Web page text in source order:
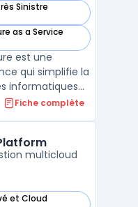
Sinistre
dans cette catégorie
as a Service
dans cette catégorie
est une
qui simplifie la
informatiques
et la
coûts associ ...
Fiche complète
multicloud
et Cloud